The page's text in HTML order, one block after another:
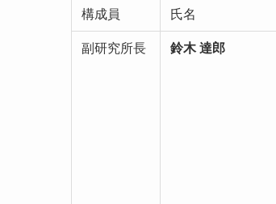
構成員 氏名
副研究所長 鈴木 達郎